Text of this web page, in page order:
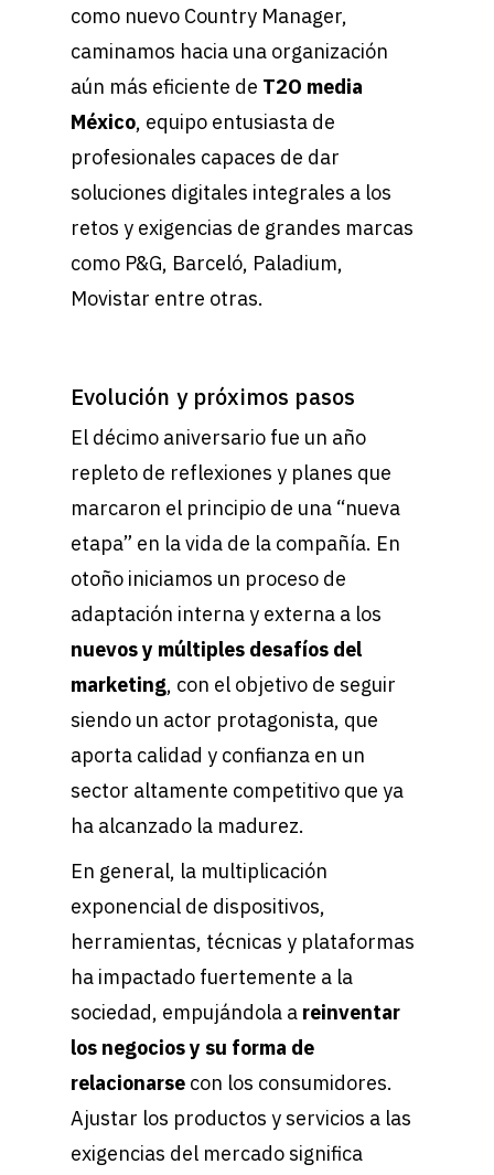
como nuevo Country Manager,
caminamos hacia una organización
aún más eficiente de T2O media
México, equipo entusiasta de
profesionales capaces de dar
soluciones digitales integrales a los
retos y exigencias de grandes marcas
como P&G, Barceló, Paladium,
Movistar entre otras.
Evolución y próximos pasos
El décimo aniversario fue un año
repleto de reflexiones y planes que
marcaron el principio de una “nueva
etapa” en la vida de la compañía. En
otoño iniciamos un proceso de
adaptación interna y externa a los
nuevos y múltiples desafíos del
marketing, con el objetivo de seguir
siendo un actor protagonista, que
aporta calidad y confianza en un
sector altamente competitivo que ya
ha alcanzado la madurez.
En general, la multiplicación
exponencial de dispositivos,
herramientas, técnicas y plataformas
ha impactado fuertemente a la
sociedad, empujándola a reinventar
los negocios y su forma de
relacionarse con los consumidores.
Ajustar los productos y servicios a las
exigencias del mercado significa